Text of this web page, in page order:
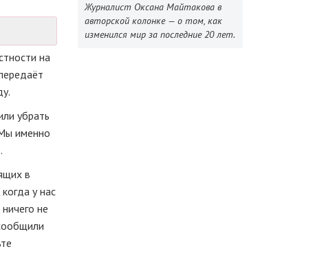
на
убрать
именно
в
у нас
не
Журналист Оксана Майтакова в
авторской колонке — о том, как
изменился мир за последние 20 лет.